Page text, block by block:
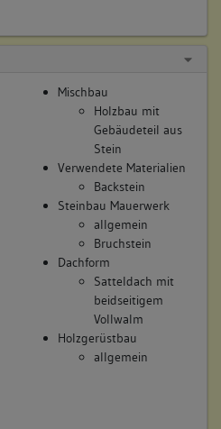
Mischbau
Holzbau mit
Gebäudeteil aus
Stein
Verwendete Materialien
Backstein
Steinbau Mauerwerk
allgemein
Bruchstein
Dachform
Satteldach mit
beidseitigem
Vollwalm
Holzgerüstbau
allgemein